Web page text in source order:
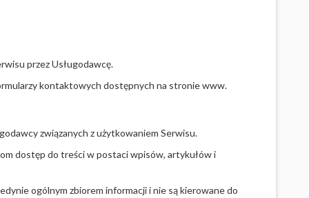
przez Usługodawcę.
kontaktowych dostępnych na stronie www.
związanych z użytkowaniem Serwisu.
dostęp do treści w postaci wpisów, artykułów i
ogólnym zbiorem informacji i nie są kierowane do